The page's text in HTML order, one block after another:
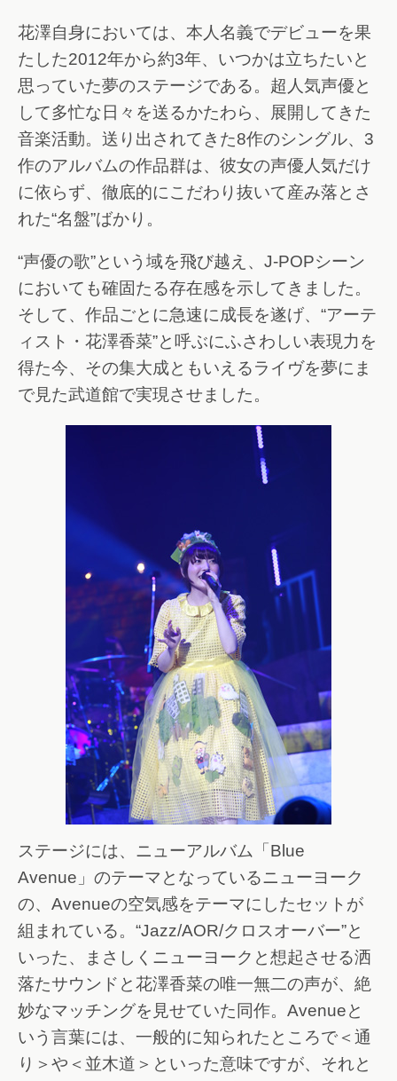
花澤自身においては、本人名義でデビューを果
たした2012年から約3年、いつかは立ちたいと
思っていた夢のステージである。超人気声優と
して多忙な日々を送るかたわら、展開してきた
音楽活動。送り出されてきた8作のシングル、3
作のアルバムの作品群は、彼女の声優人気だけ
に依らず、徹底的にこだわり抜いて産み落とさ
れた“名盤”ばかり。
“声優の歌”という域を飛び越え、J-POPシーン
においても確固たる存在感を示してきました。
そして、作品ごとに急速に成長を遂げ、“アーテ
ィスト・花澤香菜”と呼ぶにふさわしい表現力を
得た今、その集大成ともいえるライヴを夢にま
で見た武道館で実現させました。
ステージには、ニューアルバム「Blue
Avenue」のテーマとなっているニューヨーク
の、Avenueの空気感をテーマにしたセットが
組まれている。“Jazz/AOR/クロスオーバー”と
いった、まさしくニューヨークと想起させる洒
落たサウンドと花澤香菜の唯一無二の声が、絶
妙なマッチングを見せていた同作。Avenueと
いう言葉には、一般的に知られたところで＜通
り＞や＜並木道＞といった意味ですが、それと